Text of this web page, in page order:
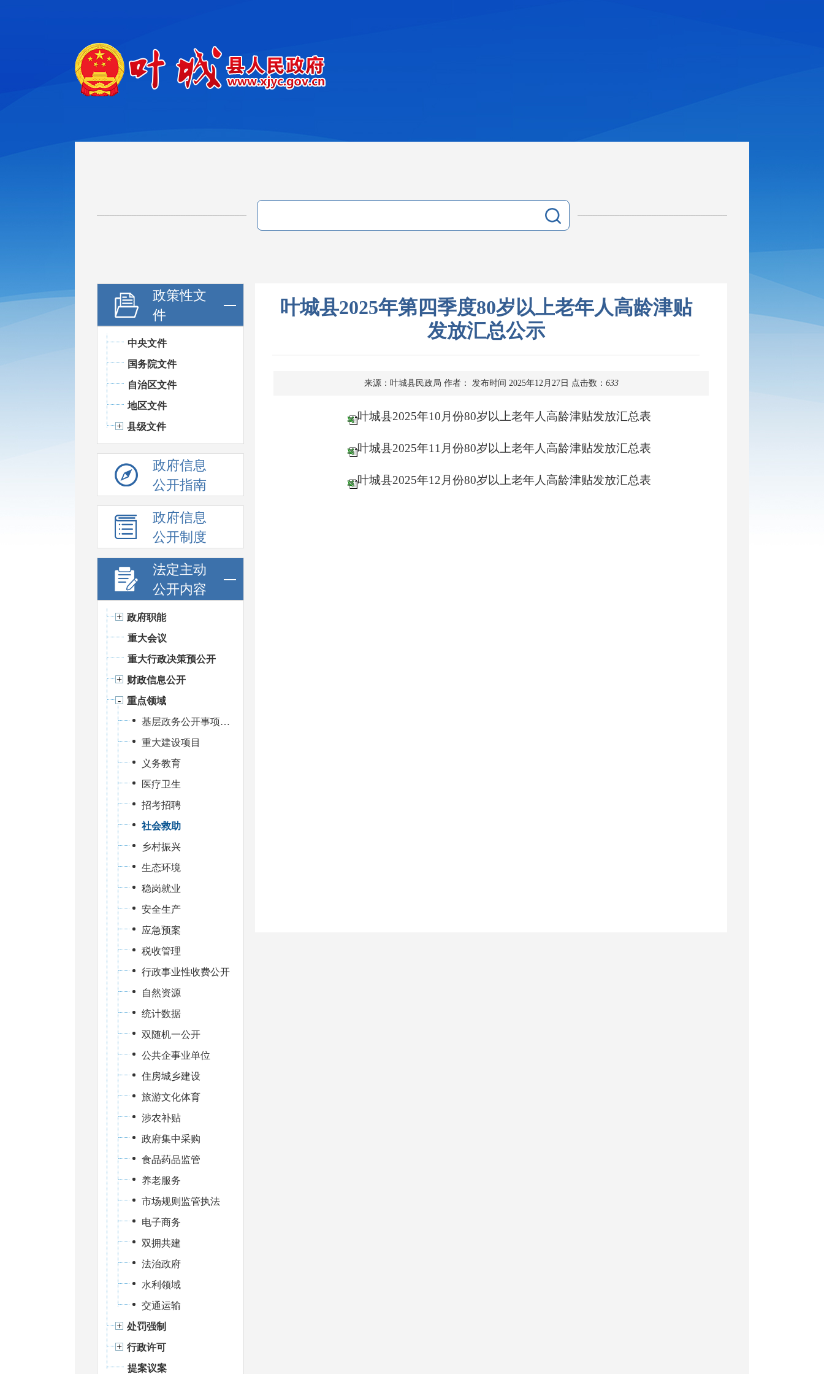
政策性文
件
中央文件
国务院文件
自治区文件
地区文件
县级文件
政府信息
公开指南
政府信息
公开制度
法定主动
公开内容
政府职能
重大会议
重大行政决策预公开
财政信息公开
重点领域
基层政务公开事项标准目录
重大建设项目
义务教育
医疗卫生
招考招聘
社会救助
乡村振兴
生态环境
稳岗就业
安全生产
应急预案
税收管理
行政事业性收费公开
自然资源
统计数据
双随机一公开
公共企事业单位
住房城乡建设
旅游文化体育
涉农补贴
政府集中采购
食品药品监管
养老服务
市场规则监管执法
电子商务
双拥共建
法治政府
水利领域
交通运输
处罚强制
行政许可
提案议案
叶城县2025年第四季度80岁以上老年人高龄津贴
发放汇总公示
来源：叶城县民政局 作者： 发布时间 2025年12月27日 点击数： 633
叶城县2025年10月份80岁以上老年人高龄津贴发放汇总表
叶城县2025年11月份80岁以上老年人高龄津贴发放汇总表
叶城县2025年12月份80岁以上老年人高龄津贴发放汇总表